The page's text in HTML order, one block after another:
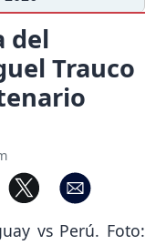
del
Trauco